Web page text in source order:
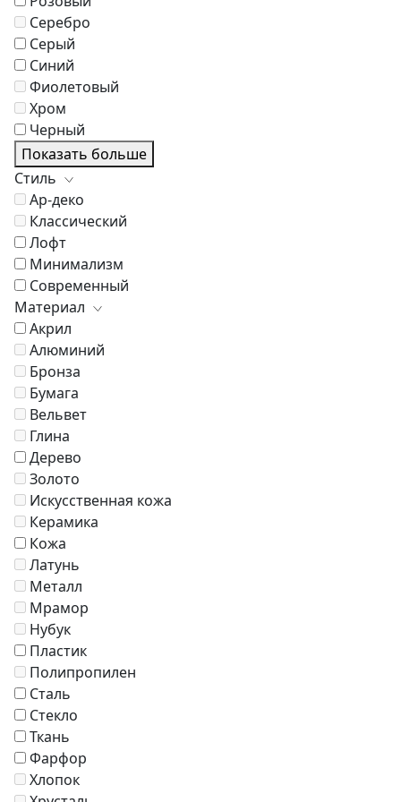
Серебро
Серый
Синий
Фиолетовый
Хром
Черный
Показать больше
Стиль
Ар-деко
Классический
Лофт
Минимализм
Современный
Материал
Акрил
Алюминий
Бронза
Бумага
Вельвет
Глина
Дерево
Золото
Искусственная кожа
Керамика
Кожа
Латунь
Металл
Мрамор
Нубук
Пластик
Полипропилен
Сталь
Стекло
Ткань
Фарфор
Хлопок